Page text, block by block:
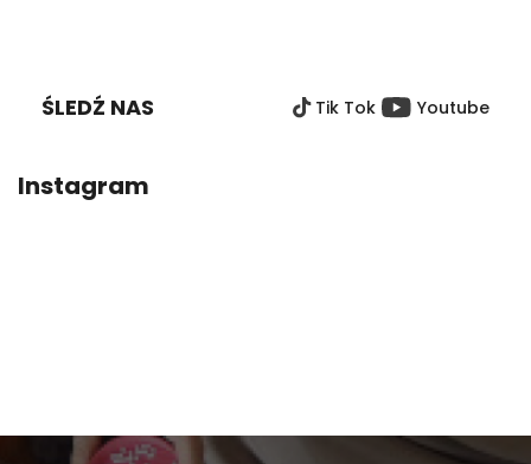
ŚLEDŹ NAS Tik Tok Youtube
Instagram